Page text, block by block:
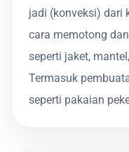
jadi (konveksi) dari
cara memotong
seperti jaket,
Termasuk
seperti pakaian